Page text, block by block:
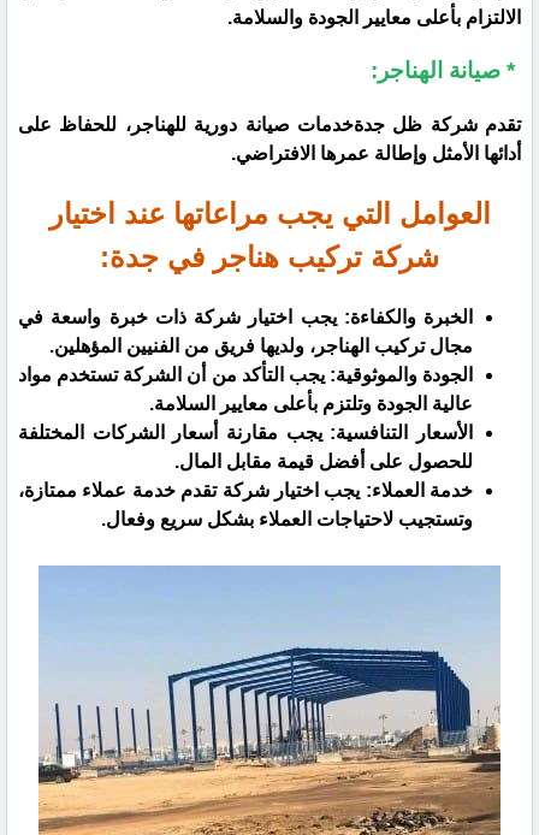
الالتزام بأعلى معايير الجودة والسلامة.
* صيانة الهناجر:
تقدم شركة ظل جدةخدمات صيانة دورية للهناجر، للحفاظ على
أدائها الأمثل وإطالة عمرها الافتراضي.
العوامل التي يجب مراعاتها عند اختيار
شركة تركيب هناجر في جدة:
الخبرة والكفاءة: يجب اختيار شركة ذات خبرة واسعة في
مجال تركيب الهناجر، ولديها فريق من الفنيين المؤهلين.
الجودة والموثوقية: يجب التأكد من أن الشركة تستخدم مواد
عالية الجودة وتلتزم بأعلى معايير السلامة.
الأسعار التنافسية: يجب مقارنة أسعار الشركات المختلفة
للحصول على أفضل قيمة مقابل المال.
خدمة العملاء: يجب اختيار شركة تقدم خدمة عملاء ممتازة،
وتستجيب لاحتياجات العملاء بشكل سريع وفعال.